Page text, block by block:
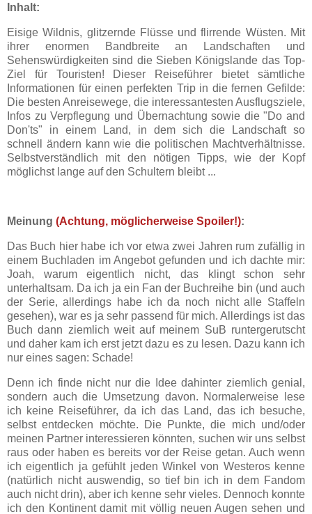
Inhalt:
Eisige Wildnis, glitzernde Flüsse und flirrende Wüsten. Mit
ihrer enormen Bandbreite an Landschaften und
Sehenswürdigkeiten sind die Sieben Königslande das Top-
Ziel für Touristen! Dieser Reiseführer bietet sämtliche
Informationen für einen perfekten Trip in die fernen Gefilde:
Die besten Anreisewege, die interessantesten Ausflugsziele,
Infos zu Verpflegung und Übernachtung sowie die "Do and
Don'ts" in einem Land, in dem sich die Landschaft so
schnell ändern kann wie die politischen Machtverhältnisse.
Selbstverständlich mit den nötigen Tipps, wie der Kopf
möglichst lange auf den Schultern bleibt ...
Meinung (Achtung, möglicherweise Spoiler!):
Das Buch hier habe ich vor etwa zwei Jahren rum zufällig in
einem Buchladen im Angebot gefunden und ich dachte mir:
Joah, warum eigentlich nicht, das klingt schon sehr
unterhaltsam. Da ich ja ein Fan der Buchreihe bin (und auch
der Serie, allerdings habe ich da noch nicht alle Staffeln
gesehen), war es ja sehr passend für mich. Allerdings ist das
Buch dann ziemlich weit auf meinem SuB runtergerutscht
und daher kam ich erst jetzt dazu es zu lesen. Dazu kann ich
nur eines sagen: Schade!
Denn ich finde nicht nur die Idee dahinter ziemlich genial,
sondern auch die Umsetzung davon. Normalerweise lese
ich keine Reiseführer, da ich das Land, das ich besuche,
selbst entdecken möchte. Die Punkte, die mich und/oder
meinen Partner interessieren könnten, suchen wir uns selbst
raus oder haben es bereits vor der Reise getan. Auch wenn
ich eigentlich ja gefühlt jeden Winkel von Westeros kenne
(natürlich nicht auswendig, so tief bin ich in dem Fandom
auch nicht drin), aber ich kenne sehr vieles. Dennoch konnte
ich den Kontinent damit mit völlig neuen Augen sehen und